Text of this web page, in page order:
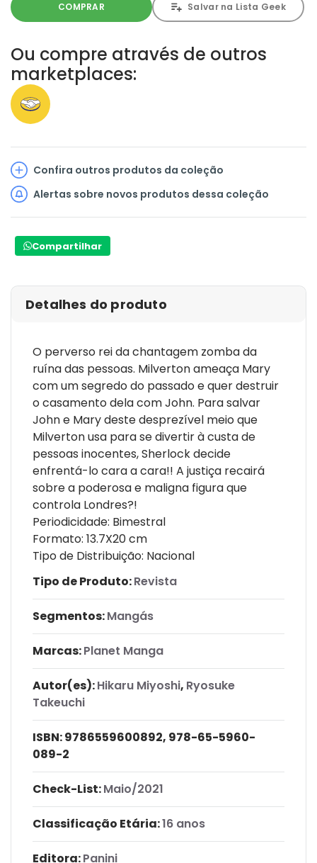
COMPRAR Salvar na Lista Geek
Ou compre através de outros
marketplaces:
Confira outros produtos da coleção
Alertas sobre novos produtos dessa coleção
Compartilhar
Detalhes do produto
O perverso rei da chantagem zomba da
ruína das pessoas. Milverton ameaça Mary
com um segredo do passado e quer destruir
o casamento dela com John. Para salvar
John e Mary deste desprezível meio que
Milverton usa para se divertir à custa de
pessoas inocentes, Sherlock decide
enfrentá-lo cara a cara!! A justiça recairá
sobre a poderosa e maligna figura que
controla Londres?!
Periodicidade: Bimestral
Formato: 13.7X20 cm
Tipo de Distribuição: Nacional
Tipo de Produto:Revista
Segmentos:Mangás
Marcas:Planet Manga
Autor(es):Hikaru Miyoshi, Ryosuke
Takeuchi
ISBN:9786559600892, 978-65-5960-
089-2
Check-List:Maio/2021
Classificação Etária:16 anos
Editora:Panini